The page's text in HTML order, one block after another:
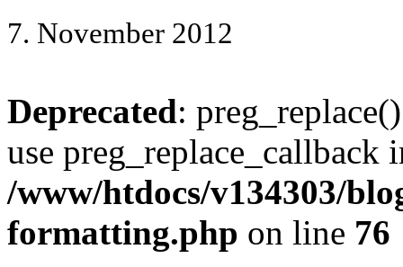
7. November 2012
Deprecated:
use preg_replace_callback
/www/htdocs/v134303/
formatting.php on line 76